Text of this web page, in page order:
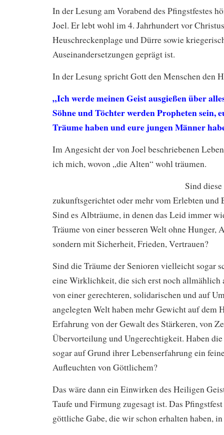
In der Lesung am Vorabend des Pfingstfestes
Joel. Er lebt wohl im 4. Jahrhundert vor
Heuschreckenplage und Dürre sowie
Auseinandersetzungen geprägt ist.
In der Lesung spricht Gott den Menschen den
„Ich werde meinen Geist ausgießen über
Söhne und Töchter werden Propheten sein,
Träume haben und eure jungen Männer
Im Angesicht der von Joel beschriebenen
ich mich, wovon „die Alten“ wohl träumen.
Sind
zukunftsgerichtet oder mehr vom Erlebten und
Sind es Albträume, in denen das Leid immer
Träume von einer besseren Welt ohne Hunger,
sondern mit Sicherheit, Frieden, Vertrauen?
Sind die Träume der Senioren vielleicht sogar
eine Wirklichkeit, die sich erst noch allmählich
von einer gerechteren, solidarischen und auf
angelegten Welt haben mehr Gewicht auf dem
Erfahrung von der Gewalt des Stärkeren, von
Übervorteilung und Ungerechtigkeit. Haben
sogar auf Grund ihrer Lebenserfahrung ein
Aufleuchten von Göttlichem?
Das wäre dann ein Einwirken des Heiligen
Taufe und Firmung zugesagt ist. Das
göttliche Gabe, die wir schon erhalten haben,